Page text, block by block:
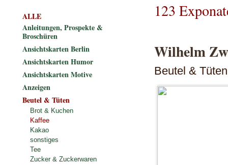
123
Wilhelm
Beutel & Tüten
ALLE
Anleitungen, Prospekte &
Broschüren
Ansichtskarten Berlin
Ansichtskarten Humor
Ansichtskarten Motive
Anzeigen
Beutel & Tüten
Brot & Kuchen
Kaffee
Kakao
sonstiges
Tee
Zucker & Zuckerwaren